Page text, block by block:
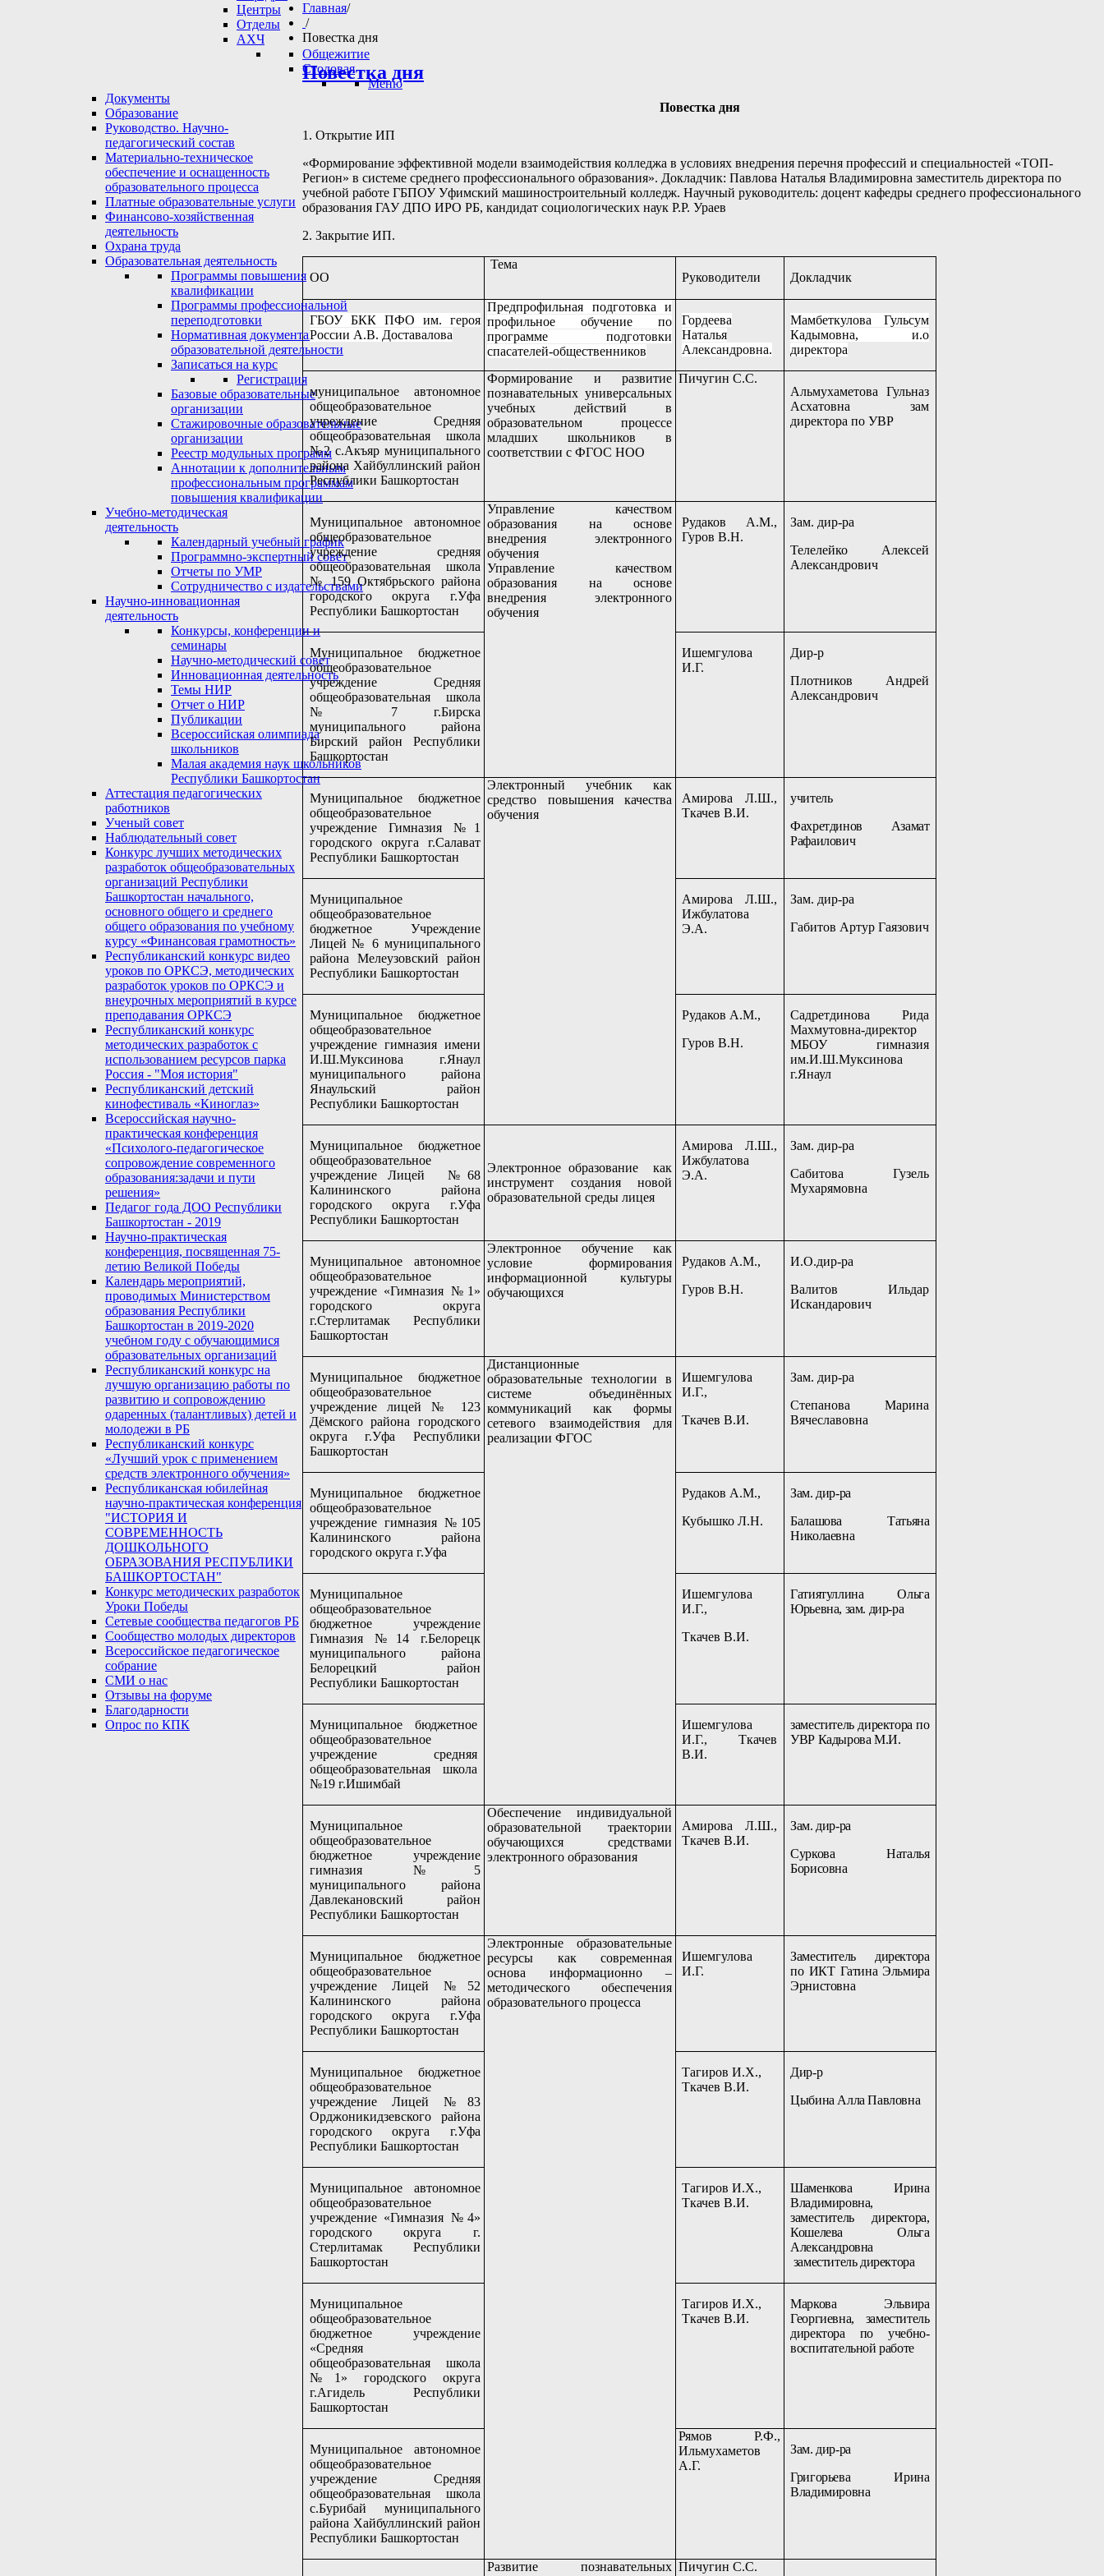
Центры
Отделы
АХЧ
Общежитие
Столовая
Меню
Документы
Образование
Руководство. Научно-
педагогический состав
Материально-техническое
обеспечение и оснащенность
образовательного процесса
Платные образовательные услуги
Финансово-хозяйственная
деятельность
Охрана труда
Образовательная деятельность
Программы повышения
квалификации
Программы профессиональной
переподготовки
Нормативная документация по
образовательной деятельности
Записаться на курс
Регистрация
Базовые образовательные
организации
Стажировочные образовательные
организации
Реестр модульных программ
Аннотации к дополнительным
профессиональным программам
повышения квалификации
Учебно-методическая
деятельность
Календарный учебный график
Программно-экспертный совет
Отчеты по УМР
Сотрудничество с издательствами
Научно-инновационная
деятельность
Конкурсы, конференции и
семинары
Научно-методический совет
Инновационная деятельность
Темы НИР
Отчет о НИР
Публикации
Всероссийская олимпиада
школьников
Малая академия наук школьников
Республики Башкортостан
Аттестация педагогических
работников
Ученый совет
Наблюдательный совет
Конкурс лучших методических
разработок общеобразовательных
организаций Республики
Башкортостан начального,
основного общего и среднего
общего образования по учебному
курсу «Финансовая грамотность»
Республиканский конкурс видео
уроков по ОРКСЭ, методических
разработок уроков по ОРКСЭ и
внеурочных мероприятий в курсе
преподавания ОРКСЭ
Республиканский конкурс
методических разработок с
использованием ресурсов парка
Россия - "Моя история"
Республиканский детский
кинофестиваль «Киноглаз»
Всероссийская научно-
практическая конференция
«Психолого-педагогическое
сопровождение современного
образования:задачи и пути
решения»
Педагог года ДОО Республики
Башкортостан - 2019
Научно-практическая
конференция, посвященная 75-
летию Великой Победы
Календарь мероприятий,
проводимых Министерством
образования Республики
Башкортостан в 2019-2020
учебном году с обучающимися
образовательных организаций
Республиканский конкурс на
лучшую организацию работы по
развитию и сопровождению
одаренных (талантливых) детей и
молодежи в РБ
Республиканский конкурс
«Лучший урок с применением
средств электронного обучения»
Республиканская юбилейная
научно-практическая конференция
"ИСТОРИЯ И
СОВРЕМЕННОСТЬ
ДОШКОЛЬНОГО
ОБРАЗОВАНИЯ РЕСПУБЛИКИ
БАШКОРТОСТАН"
Конкурс методических разработок
Уроки Победы
Сетевые сообщества педагогов РБ
Сообщество молодых директоров
Всероссийское педагогическое
собрание
СМИ о нас
Отзывы на форуме
Благодарности
Опрос по КПК
Главная/
/
Повестка дня
Повестка дня
Повестка дня
1. Открытие ИП
«Формирование эффективной модели взаимодействия колледжа в условиях внедрения перечня профессий и специальностей «ТОП-
Регион» в системе среднего профессионального образования». Докладчик: Павлова Наталья Владимировна заместитель директора по
учебной работе ГБПОУ Уфимский машиностроительный колледж. Научный руководитель: доцент кафедры среднего профессионального
образования ГАУ ДПО ИРО РБ, кандидат социологических наук Р.Р. Ураев
2. Закрытие ИП.
ОО
Тема
Руководители
Докладчик
ГБОУ БКК ПФО им. героя
России А.В. Доставалова
Предпрофильная подготовка и
профильное обучение по
программе подготовки
спасателей-общественников
Гордеева
Наталья
Александровна.
Мамбеткулова Гульсум
Кадымовна, и.о
директора
муниципальное автономное
общеобразовательное
учреждение Средняя
общеобразовательная школа
№2 с.Акъяр муниципального
района Хайбуллинский район
Республики Башкортостан
Формирование и развитие
познавательных универсальных
учебных действий в
образовательном процессе
младших школьников в
соответствии с ФГОС НОО
Пичугин С.С.
Альмухаметова Гульназ
Асхатовна зам
директора по УВР
Муниципальное автономное
общеобразовательное
учреждение средняя
общеобразовательная школа
№ 159 Октябрьского района
городского округа г.Уфа
Республики Башкортостан
Управление качеством
образования на основе
внедрения электронного
обучения
Управление качеством
образования на основе
внедрения электронного
обучения
Рудаков А.М.,
Гуров В.Н.
Зам. дир-ра
Телелейко Алексей
Александрович
Муниципальное бюджетное
общеобразовательное
учреждение Средняя
общеобразовательная школа
№ 7 г.Бирска
муниципального района
Бирский район Республики
Башкортостан
Ишемгулова
И.Г.
Дир-р
Плотников Андрей
Александрович
Муниципальное бюджетное
общеобразовательное
учреждение Гимназия №1
городского округа г.Салават
Республики Башкортостан
Электронный учебник как
средство повышения качества
обучения
Амирова Л.Ш.,
Ткачев В.И.
учитель
Фахретдинов Азамат
Рафаилович
Муниципальное
общеобразовательное
бюджетное Учреждение
Лицей № 6 муниципального
района Мелеузовский район
Республики Башкортостан
Амирова Л.Ш.,
Ижбулатова
Э.А.
Зам. дир-ра
Габитов Артур Гаязович
Муниципальное бюджетное
общеобразовательное
учреждение гимназия имени
И.Ш.Муксинова г.Янаул
муниципального района
Янаульский район
Республики Башкортостан
Рудаков А.М.,
Гуров В.Н.
Садретдинова Рида
Махмутовна-директор
МБОУ гимназия
им.И.Ш.Муксинова
г.Янаул
Муниципальное бюджетное
общеобразовательное
учреждение Лицей №68
Калининского района
городского округа г.Уфа
Республики Башкортостан
Электронное образование как
инструмент создания новой
образовательной среды лицея
Амирова Л.Ш.,
Ижбулатова
Э.А.
Зам. дир-ра
Сабитова Гузель
Мухарямовна
Муниципальное автономное
общеобразовательное
учреждение «Гимназия №1»
городского округа
г.Стерлитамак Республики
Башкортостан
Электронное обучение как
условие формирования
информационной культуры
обучающихся
Рудаков А.М.,
Гуров В.Н.
И.О.дир-ра
Валитов Ильдар
Искандарович
Муниципальное бюджетное
общеобразовательное
учреждение лицей № 123
Дёмского района городского
округа г.Уфа Республики
Башкортостан
Дистанционные
образовательные технологии в
системе объединённых
коммуникаций как формы
сетевого взаимодействия для
реализации ФГОС
Ишемгулова
И.Г.,
Ткачев В.И.
Зам. дир-ра
Степанова Марина
Вячеславовна
Муниципальное бюджетное
общеобразовательное
учреждение гимназия №105
Калининского района
городского округа г.Уфа
Рудаков А.М.,
Кубышко Л.Н.
Зам. дир-ра
Балашова Татьяна
Николаевна
Муниципальное
общеобразовательное
бюджетное учреждение
Гимназия №14 г.Белорецк
муниципального района
Белорецкий район
Республики Башкортостан
Ишемгулова
И.Г.,
Ткачев В.И.
Гатиятуллина Ольга
Юрьевна, зам. дир-ра
Муниципальное бюджетное
общеобразовательное
учреждение средняя
общеобразовательная школа
№19 г.Ишимбай
Ишемгулова
И.Г., Ткачев
В.И.
заместитель директора по
УВР Кадырова М.И.
Муниципальное
общеобразовательное
бюджетное учреждение
гимназия №5
муниципального района
Давлекановский район
Республики Башкортостан
Обеспечение индивидуальной
образовательной траектории
обучающихся средствами
электронного образования
Амирова Л.Ш.,
Ткачев В.И.
Зам. дир-ра
Суркова Наталья
Борисовна
Муниципальное бюджетное
общеобразовательное
учреждение Лицей №52
Калининского района
городского округа г.Уфа
Республики Башкортостан
Электронные образовательные
ресурсы как современная
основа информационно –
методического обеспечения
образовательного процесса
Ишемгулова
И.Г.
Заместитель директора
по ИКТ Гатина Эльмира
Эрнистовна
Муниципальное бюджетное
общеобразовательное
учреждение Лицей №83
Орджоникидзевского района
городского округа г.Уфа
Республики Башкортостан
Тагиров И.Х.,
Ткачев В.И.
Дир-р
Цыбина Алла Павловна
Муниципальное автономное
общеобразовательное
учреждение «Гимназия №4»
городского округа г.
Стерлитамак Республики
Башкортостан
Тагиров И.Х.,
Ткачев В.И.
Шаменкова Ирина
Владимировна,
заместитель директора,
Кошелева Ольга
Александровна
заместитель директора
Муниципальное
общеобразовательное
бюджетное учреждение
«Средняя
общеобразовательная школа
№1» городского округа
г.Агидель Республики
Башкортостан
Тагиров И.Х.,
Ткачев В.И.
Маркова Эльвира
Георгиевна, заместитель
директора по учебно-
воспитательной работе
Муниципальное автономное
общеобразовательное
учреждение Средняя
общеобразовательная школа
с.Бурибай муниципального
района Хайбуллинский район
Республики Башкортостан
Рямов Р.Ф.,
Ильмухаметов
А.Г.
Зам. дир-ра
Григорьева Ирина
Владимировна
Развитие познавательных Пичугин С.С.